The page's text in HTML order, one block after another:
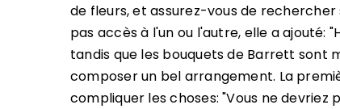
de fleurs, et assurez-vous de rechercher
pas accès à l'un ou l'autre, elle a ajouté:
tandis que les bouquets de Barrett sont
composer un bel arrangement. La
compliquer les choses: "Vous ne devriez